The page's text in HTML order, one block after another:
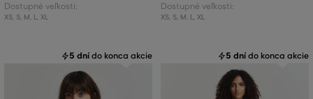
Dostupné veľkosti:
XS, S, M, L, XL
Dostupné veľkosti:
XS, S, M, L, XL
5 dní do konca akcie 5 dní do konca akcie